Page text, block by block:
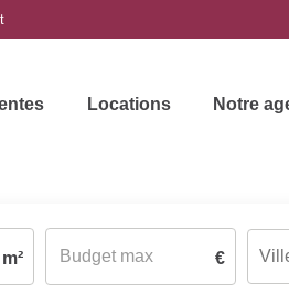
Locations Notre
m² €